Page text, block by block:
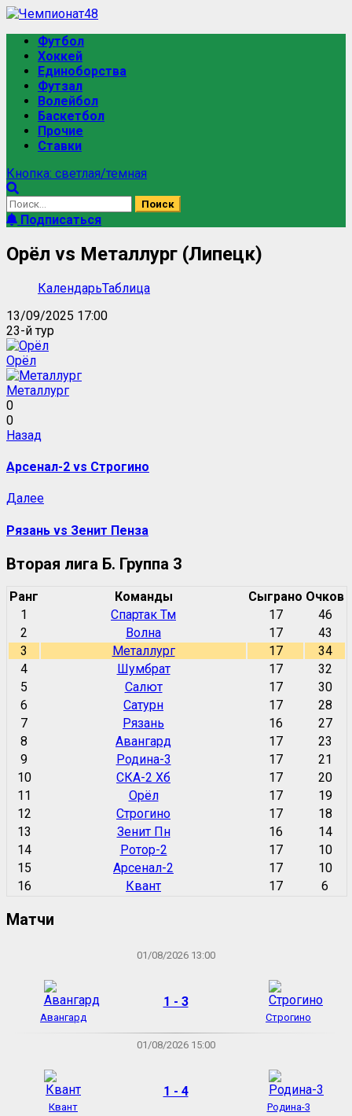
Перейти
содержимому
Основное
меню
Футбол
Хоккей
Единоборства
Футзал
Волейбол
Баскетбол
Прочие
Ставки
Кнопка: светлая/темная
Найти:
Подписаться
Орёл vs Металлург (Липецк)
КалендарьТаблица
13/09/2025 17:00
23-й тур
Орёл
Металлург
0
0
Навигация
записи
Назад
Арсенал-2 vs Строгино
ДалееСледующая
Рязань vs Зенит Пенза
Вторая лига Б. Группа 3
Ранг Команды Сыграно Очков
1
Спартак Тм 17
46
2
Волна 17
43
3
Металлург 17
34
4
Шумбрат 17
32
5
Салют 17
30
6
Сатурн 17
28
7
Рязань 16
27
8
Авангард 17
23
9
Родина-3 17
21
10
СКА-2 Хб 17
20
11
Орёл 17
19
12
Строгино 17
18
13
Зенит Пн 16
14
14
Ротор-2 17
10
15
Арсенал-2 17
10
16
Квант 17 6
Матчи
01/08/2026 13:00
Авангард
1 - 3
Строгино
01/08/2026 15:00
Квант
1 - 4
Родина-3